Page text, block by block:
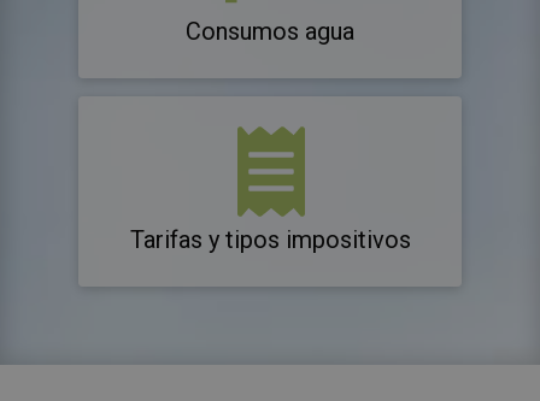
Consumos agua
Tarifas y tipos impositivos